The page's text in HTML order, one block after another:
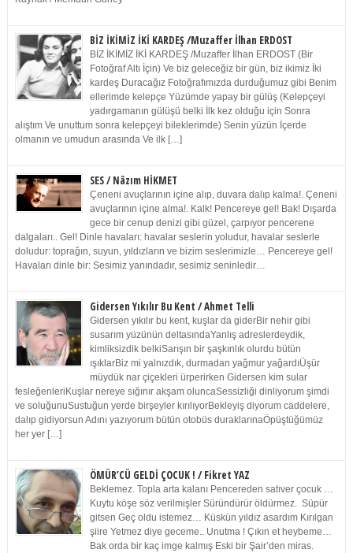
BİZ İKİMİZ İKİ KARDEŞ /Muzaffer İlhan ERDOST
BİZ İKİMİZ İKİ KARDEŞ /Muzaffer İlhan ERDOST (Bir
Fotoğraf Altı İçin) Ve biz geleceğiz bir gün, biz ikimiz İki
kardeş Duracağız Fotoğrafımızda durduğumuz gibi Benim
ellerimde kelepçe Yüzümde yapay bir gülüş (Kelepçeyi
yadırgamanın gülüşü belki İlk kez olduğu için Sonra
alıştım Ve unuttum sonra kelepçeyi bileklerimde) Senin yüzün İçerde
olmanın ve umudun arasında Ve ilk […]
SES / Nâzım HİKMET
Çeneni avuçlarının içine alıp, duvara dalıp kalma!. Çeneni
avuçlarının içine alma!. Kalk! Pencereye gel! Bak! Dışarda
gece bir cenup denizi gibi güzel, çarpıyor pencerene
dalgaları.. Gel! Dinle havaları: havalar seslerin yoludur, havalar seslerle
doludur: toprağın, suyun, yıldızların ve bizim seslerimizle… Pencereye gel!
Havaları dinle bir: Sesimiz yanındadır, sesimiz seninledir…
Gidersen Yıkılır Bu Kent / Ahmet Telli
Gidersen yıkılır bu kent, kuşlar da giderBir nehir gibi
susarım yüzünün deltasındaYanlış adreslerdeydik,
kimliksizdik belkiSarışın bir şaşkınlık olurdu bütün
ışıklarBiz mi yalnızdık, durmadan yağmur yağardıÜşür
müydük nar çiçekleri ürperirken Gidersen kim sular
fesleğenleriKuşlar nereye sığınır akşam oluncaSessizliği dinliyorum şimdi
ve soluğunuSustuğun yerde birşeyler kırılıyorBekleyiş diyorum caddelere,
dalıp gidiyorsun Adını yazıyorum bütün otobüs duraklarınaÖpüştüğümüz
her yer […]
ÖMÜR’CÜ GELDİ ÇOCUK ! / Fikret YAZ
Beklemez. Topla arta kalanı Pencereden satıver çocuk …
Kuytu köşe söz verilmişler Süründürür öldürmez. Süpür
gitsen Geç oldu istemez… Küskün yıldız asardım Kırılgan
şiire Yetmez diye geceme.. Unutma ! Çıkın et heybeme…
Bak orda bir kaç imge kalmış Eski bir Şair’den miras.